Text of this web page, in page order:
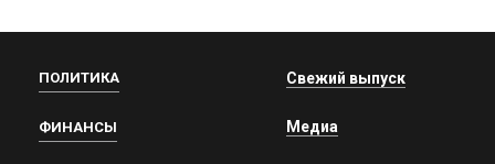
ПОЛИТИКА
ФИНАНСЫ
Свежий выпуск
Медиа